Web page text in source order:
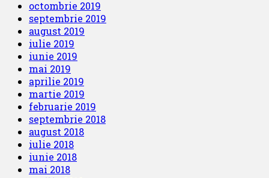
octombrie 2019
septembrie 2019
august 2019
iulie 2019
iunie 2019
mai 2019
aprilie 2019
martie 2019
februarie 2019
septembrie 2018
august 2018
iulie 2018
iunie 2018
mai 2018